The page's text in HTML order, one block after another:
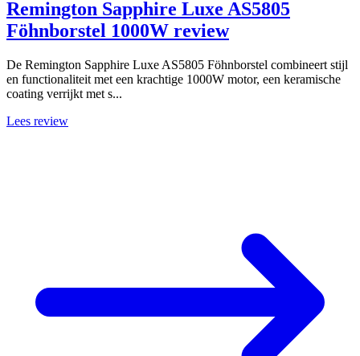
Remington Sapphire Luxe AS5805
Föhnborstel 1000W review
De Remington Sapphire Luxe AS5805 Föhnborstel combineert stijl
en functionaliteit met een krachtige 1000W motor, een keramische
coating verrijkt met s...
Lees review